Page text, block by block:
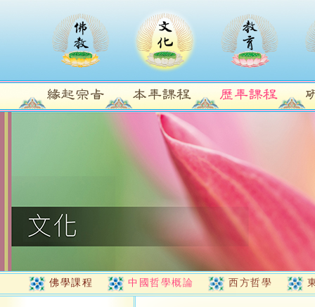
佛學課程 中國哲學概論 西方哲學